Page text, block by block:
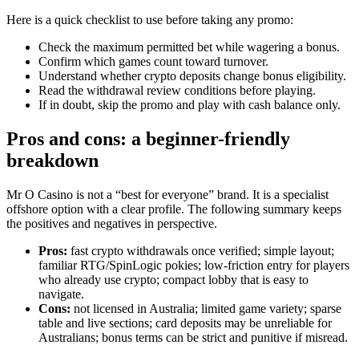
Here is a quick checklist to use before taking any promo:
Check the maximum permitted bet while wagering a bonus.
Confirm which games count toward turnover.
Understand whether crypto deposits change bonus eligibility.
Read the withdrawal review conditions before playing.
If in doubt, skip the promo and play with cash balance only.
Pros and cons: a beginner-friendly
breakdown
Mr O Casino is not a “best for everyone” brand. It is a specialist
offshore option with a clear profile. The following summary keeps
the positives and negatives in perspective.
Pros: fast crypto withdrawals once verified; simple layout;
familiar RTG/SpinLogic pokies; low-friction entry for players
who already use crypto; compact lobby that is easy to
navigate.
Cons: not licensed in Australia; limited game variety; sparse
table and live sections; card deposits may be unreliable for
Australians; bonus terms can be strict and punitive if misread.